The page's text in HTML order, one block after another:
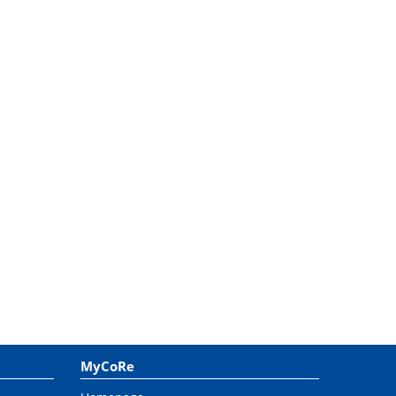
MyCoRe